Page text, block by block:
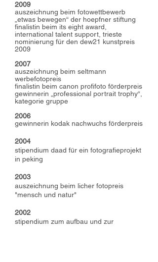
2009
auszeichnung beim fotowettbewerb
„etwas bewegen“ der hoepfner stiftung
finalistin beim its eight award,
international talent support, trieste
nominierung für den dew21 kunstpreis
2009
2007
auszeichnung beim seltmann
werbefotopreis
finalistin beim canon profifoto förderpreis
gewinnerin „professional portrait trophy“,
kategorie gruppe
2006
gewinnerin kodak nachwuchs förderpreis
2004
stipendium daad für ein fotografieprojekt
in peking
2003
auszeichnung beim licher fotopreis
"mensch und natur"
2002
stipendium zum aufbau und zur